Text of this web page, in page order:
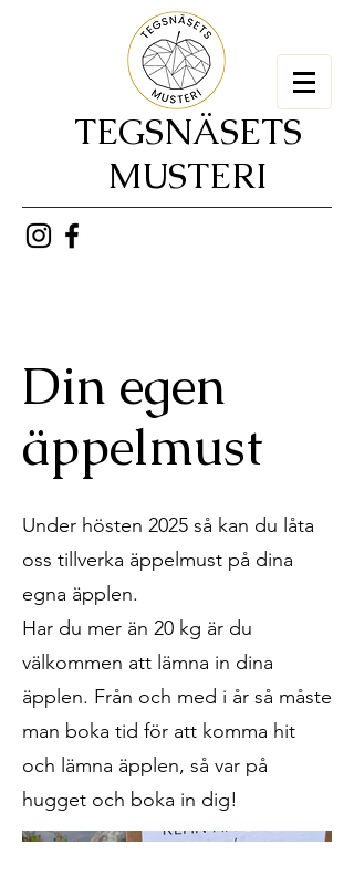
TEGSNÄSETS
MUSTERI
Din egen
äppelmust
Under hösten 2025 så kan du låta
oss tillverka äppelmust på dina
egna äpplen.
Har du mer än 20 kg är du
välkommen att lämna in dina
äpplen. Från och med i år så måste
man boka tid för att komma hit
och lämna äpplen, så var på
hugget och boka in dig!